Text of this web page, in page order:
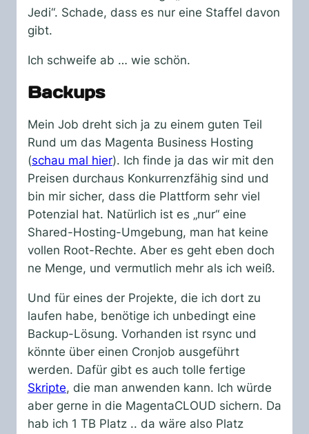
Jedi“. Schade, dass es nur eine Staffel davon
gibt.
Ich schweife ab … wie schön.
Backups
Mein Job dreht sich ja zu einem guten Teil
Rund um das Magenta Business Hosting
(schau mal hier). Ich finde ja das wir mit den
Preisen durchaus Konkurrenzfähig sind und
bin mir sicher, dass die Plattform sehr viel
Potenzial hat. Natürlich ist es „nur“ eine
Shared-Hosting-Umgebung, man hat keine
vollen Root-Rechte. Aber es geht eben doch
ne Menge, und vermutlich mehr als ich weiß.
Und für eines der Projekte, die ich dort zu
laufen habe, benötige ich unbedingt eine
Backup-Lösung. Vorhanden ist rsync und
könnte über einen Cronjob ausgeführt
werden. Dafür gibt es auch tolle fertige
Skripte, die man anwenden kann. Ich würde
aber gerne in die MagentaCLOUD sichern. Da
hab ich 1 TB Platz .. da wäre also Platz